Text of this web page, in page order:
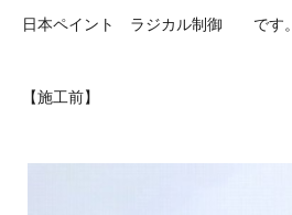
日本ペイント ラジカル制御 です。
【施工前】